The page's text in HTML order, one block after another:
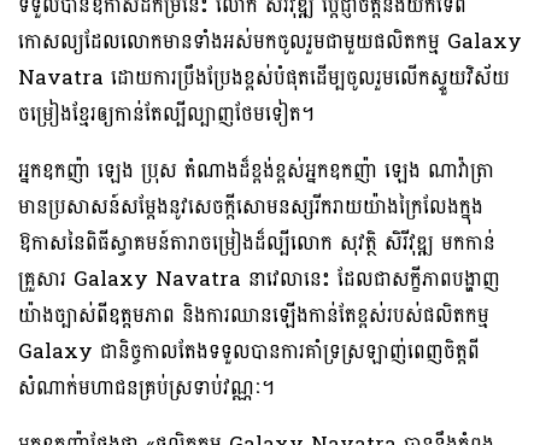
កោសល្យដែលលោកមានទាំងអស់មកចូលរួមជាមួយផលិតកម្ម Galaxy
Navatra ដោយការប្រឹងប្រែងខ្ពស់បំផុតដើម្បចូលរួមលើកស្ទួយវិស័យ
ចម្រៀងខ្មែរឲ្យកាន់តែល្បីល្បាញថែមទៀត។
អ្នកឧកញ៉ា ឡេង ប្រុស តំណាងដ៏ខ្ពង់ខ្ពស់អ្នកឧកញ៉ា ឡេង ណាវ៉ាត្រា
មានប្រសាសន៍សម្តែងនូវសេចក្តីសោមនស្សរីករាយយ៉ាងក្រៃលែងក្នុង
ឱកាសនៃពិធីស្វាគមន៍តារាចម្រៀងដ៏ល្បីលោក សុវត្ថិ សិរីវុឌ្ឍ មកកាន់
គ្រួសារ Galaxy Navatra នាវេលានេះ ដែលជាសក្ខីភាពបង្ហាញ
យ៉ាងច្បាស់ពីឧត្តមភាព និងការឈានឡើងកាន់តែខ្ពស់របស់ផលិតកម្ម
Galaxy ជានិច្ចកាលតែងទទួលបានការគាំទ្រស្រឡាញ់ពេញចិត្តពី
សំណាក់មហាជនគ្រប់ស្រទាប់វណ្ណៈ។